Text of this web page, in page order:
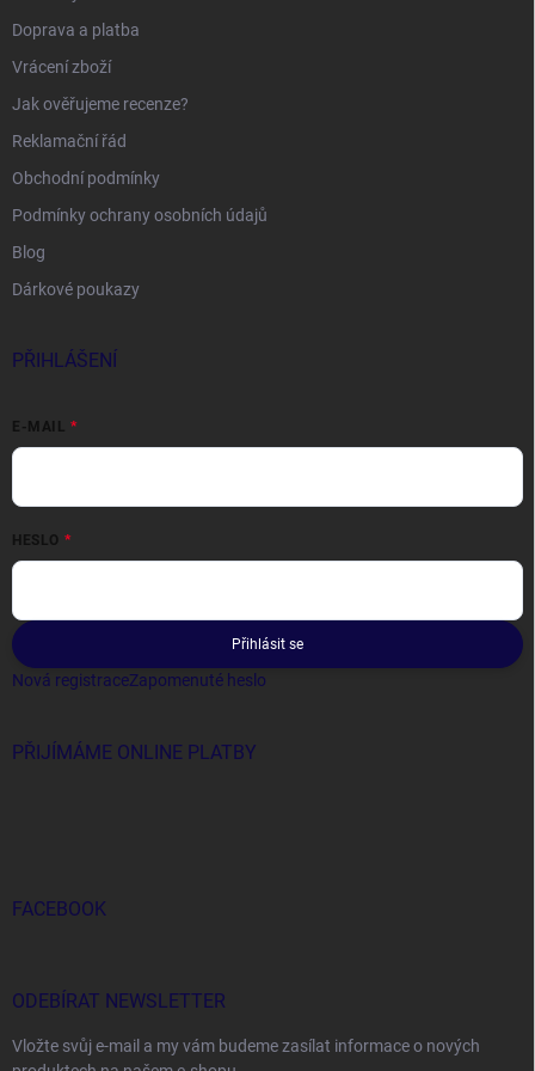
Doprava a platba
Vrácení zboží
Jak ověřujeme recenze?
Reklamační řád
Obchodní podmínky
Podmínky ochrany osobních údajů
Blog
Dárkové poukazy
PŘIHLÁŠENÍ
E-MAIL
HESLO
Přihlásit se
Nová registraceZapomenuté heslo
PŘIJÍMÁME ONLINE PLATBY
FACEBOOK
ODEBÍRAT NEWSLETTER
Vložte svůj e-mail a my vám budeme zasílat informace o nových